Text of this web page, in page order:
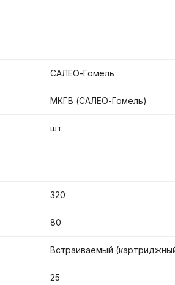
САЛЕО-Гомель
МКГВ (САЛЕО-Гомель)
шт
320
80
Встраиваемый
25